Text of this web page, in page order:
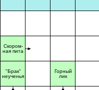
Скором-
ная пита
"Брак"
неученья
Горный
лик